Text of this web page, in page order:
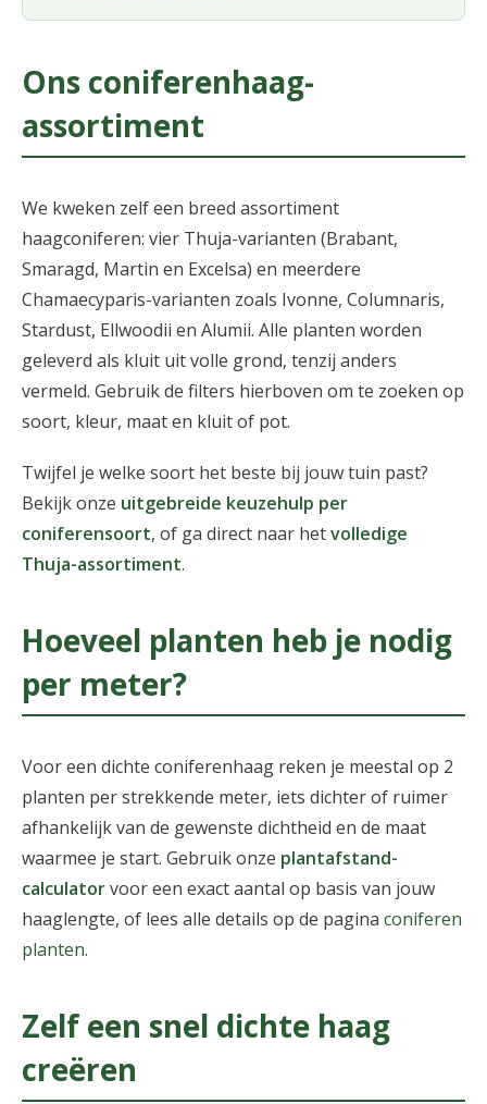
Ons coniferenhaag-
assortiment
We kweken zelf een breed assortiment
haagconiferen: vier Thuja-varianten (Brabant,
Smaragd, Martin en Excelsa) en meerdere
Chamaecyparis-varianten zoals Ivonne, Columnaris,
Stardust, Ellwoodii en Alumii. Alle planten worden
geleverd als kluit uit volle grond, tenzij anders
vermeld. Gebruik de filters hierboven om te zoeken op
soort, kleur, maat en kluit of pot.
Twijfel je welke soort het beste bij jouw tuin past?
Bekijk onze uitgebreide keuzehulp per
coniferensoort, of ga direct naar hetvolledige
Thuja-assortiment.
Hoeveel planten heb je nodig
per meter?
Voor een dichte coniferenhaag reken je meestal op 2
planten per strekkende meter, iets dichter of ruimer
afhankelijk van de gewenste dichtheid en de maat
waarmee je start. Gebruik onze plantafstand-
calculatorvoor een exact aantal op basis van jouw
haaglengte, of lees alle details op de pagina coniferen
planten.
Zelf een snel dichte haag
creëren